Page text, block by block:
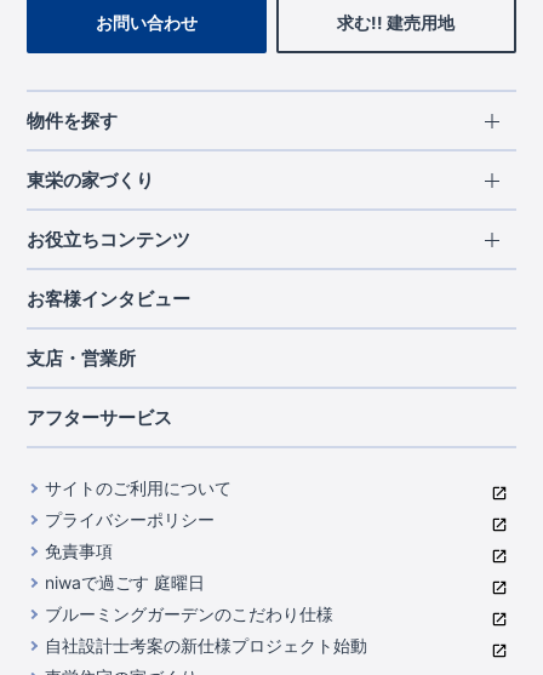
お問い合わせ 求む!! 建売用地
物件を探す
エリアから探す
北海道・東北
北海道
宮城県
千葉県
中部
山梨県
静岡県
滋賀県
京都府
中国・四国
岡山県
広島県
九州・沖縄
東栄の家づくり
長期優良住宅
住宅性能評価書
ブルーミングガーデンは地震につよい<建物編>
室内空間を快適に保つ断熱性能
コストパフォーマンスに自信
充実のアフターサポート
第三者評価によるお墨付き
家づくりのプロにも選ばれるブルーミングガーデン
住んでみるとじわじわ伝わる暮らしやすさへのこだわり
お役立ちコンテンツ
ご契約までの道のり
現地見学ガイド
ご紹介制度のご案内
東栄INDEX（用語集）
お客様インタビュー
支店・営業所
アフターサービス
サイトのご利用について
プライバシーポリシー
免責事項
niwaで過ごす 庭曜日
ブルーミングガーデンのこだわり仕様
自社設計士考案の新仕様プロジェクト始動